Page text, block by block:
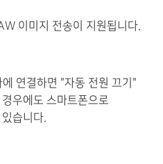
이미지 전송이 지원됩니다.
연결하면 "자동 전원 끄기"
우에도 스마트폰으로
습니다.